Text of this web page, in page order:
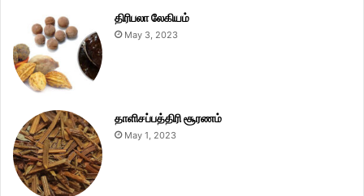
திரிபலா லேகியம்
May 3, 2023
தாளிசப்பத்திரி சூரணம்
May 1, 2023